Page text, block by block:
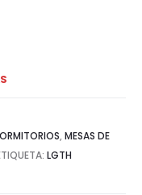
, MESAS DE
LGTH